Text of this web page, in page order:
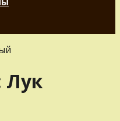
Лук